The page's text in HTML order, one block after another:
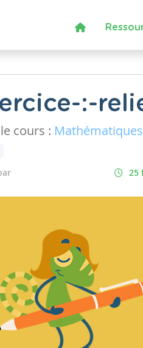
:-
cours : Mathématiques
25